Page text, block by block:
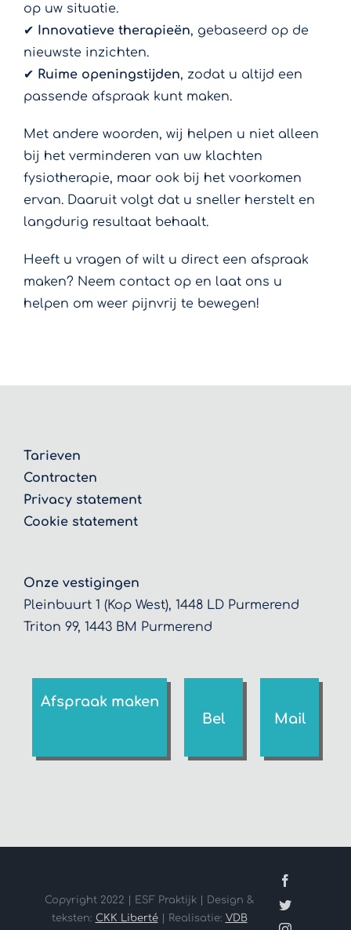
op uw situatie.
✔ Innovatieve therapieën, gebaseerd op de
nieuwste inzichten.
✔ Ruime openingstijden, zodat u altijd een
passende afspraak kunt maken.
Met andere woorden, wij helpen u niet alleen
bij het verminderen van uw klachten
fysiotherapie, maar ook bij het voorkomen
ervan. Daaruit volgt dat u sneller herstelt en
langdurig resultaat behaalt.
Heeft u vragen of wilt u direct een afspraak
maken? Neem contact op en laat ons u
helpen om weer pijnvrij te bewegen!
Tarieven
Contracten
Privacy statement
Cookie statement
Onze vestigingen
Pleinbuurt 1 (Kop West), 1448 LD Purmerend
Triton 99, 1443 BM Purmerend
Afspraak maken
Bel
Mail
Copyright 2022 | ESF Praktijk | Design &
teksten: CKK Liberté| Realisatie: VDB
Twitter